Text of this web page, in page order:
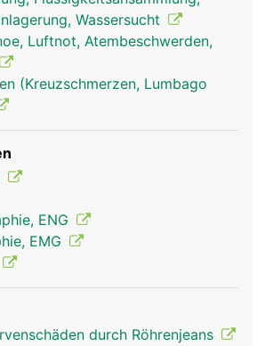
Wassersucht
Luftnot, Atembeschwerden,
(Kreuzschmerzen, Lumbago
ENG
EMG
durch Röhrenjeans